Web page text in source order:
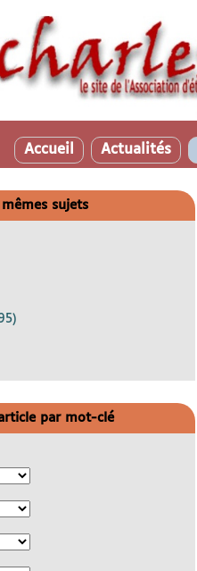
Accueil Actualités
sujets
par mot-clé